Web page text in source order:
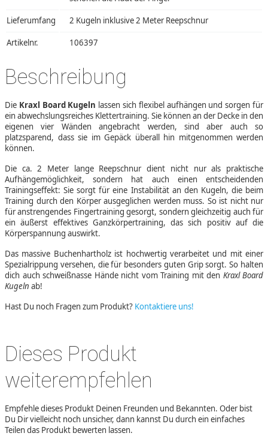
Lieferumfang 2 Kugeln inklusive 2 Meter Reepschnur
Artikelnr. 106397
Beschreibung
Die Kraxl Board Kugeln lassen sich flexibel aufhängen und sorgen für
ein abwechslungsreiches Klettertraining. Sie können an der Decke in den
eigenen vier Wänden angebracht werden, sind aber auch so
platzsparend, dass sie im Gepäck überall hin mitgenommen werden
können.
Die ca. 2 Meter lange Reepschnur dient nicht nur als praktische
Aufhängemöglichkeit, sondern hat auch einen entscheidenden
Trainingseffekt: Sie sorgt für eine Instabilität an den Kugeln, die beim
Training durch den Körper ausgeglichen werden muss. So ist nicht nur
für anstrengendes Fingertraining gesorgt, sondern gleichzeitig auch für
ein äußerst effektives Ganzkörpertraining, das sich positiv auf die
Körperspannung auswirkt.
Das massive Buchenhartholz ist hochwertig verarbeitet und mit einer
Spezialrippung versehen, die für besonders guten Grip sorgt. So halten
dich auch schweißnasse Hände nicht vom Training mit den Kraxl Board
Kugeln ab!
Hast Du noch Fragen zum Produkt? Kontaktiere uns!
Dieses Produkt
weiterempfehlen
Empfehle dieses Produkt Deinen Freunden und Bekannten. Oder bist
Du Dir vielleicht noch unsicher, dann kannst Du durch ein einfaches
Teilen das Produkt bewerten lassen.